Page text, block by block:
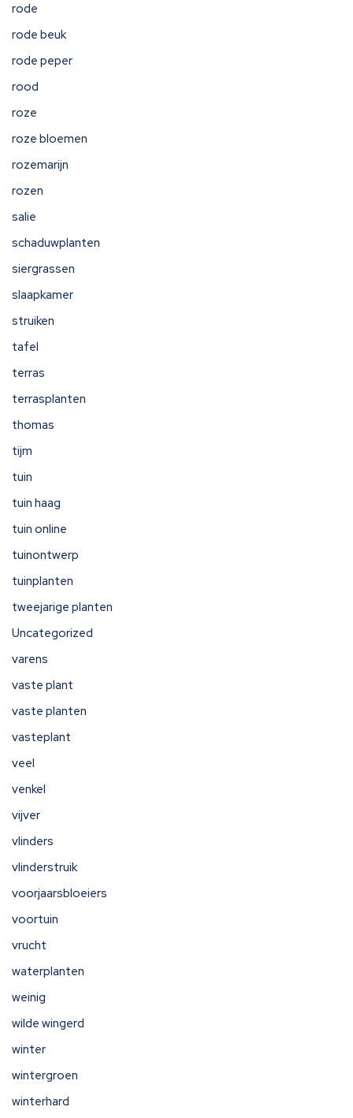
rode
rode beuk
rode peper
rood
roze
roze bloemen
rozemarijn
rozen
salie
schaduwplanten
siergrassen
slaapkamer
struiken
tafel
terras
terrasplanten
thomas
tijm
tuin
tuin haag
tuin online
tuinontwerp
tuinplanten
tweejarige planten
Uncategorized
varens
vaste plant
vaste planten
vasteplant
veel
venkel
vijver
vlinders
vlinderstruik
voorjaarsbloeiers
voortuin
vrucht
waterplanten
weinig
wilde wingerd
winter
wintergroen
winterhard